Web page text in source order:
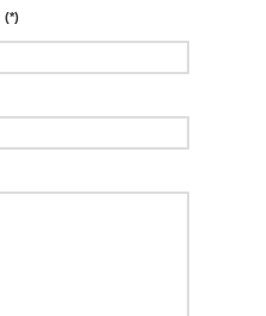
(*)